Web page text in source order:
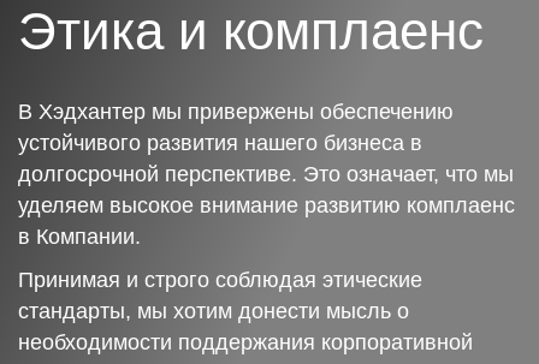
Этика и комплаенс
В Хэдхантер мы привержены обеспечению
устойчивого развития нашего бизнеса в
долгосрочной перспективе. Это означает, что мы
уделяем высокое внимание развитию комплаенс
в Компании.
Принимая и строго соблюдая этические
стандарты, мы хотим донести мысль о
необходимости поддержания корпоративной